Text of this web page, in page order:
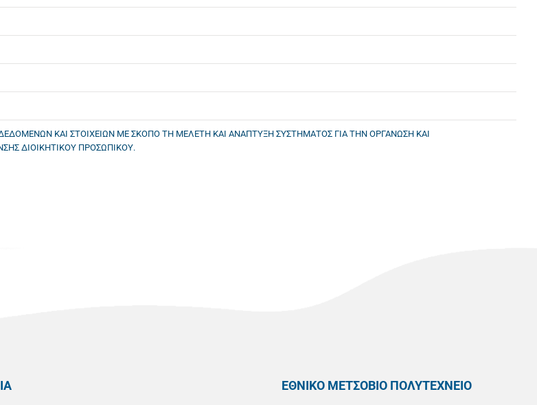
ΚΑΙ ΣΤΟΙΧΕΙΩΝ ΜΕ ΣΚΟΠΟ ΤΗ ΜΕΛΕΤΗ ΚΑΙ ΑΝΑΠΤΥΞΗ ΣΥΣΤΗΜΑΤΟΣ ΓΙΑ ΤΗΝ ΟΡΓΑΝΩΣΗ ΚΑΙ
ΔΙΟΙΚΗΤΙΚΟΥ ΠΡΟΣΩΠΙΚΟΥ.
ΕΘΝΙΚΟ ΜΕΤΣΟΒΙΟ ΠΟΛΥΤΕΧΝΕΙΟ